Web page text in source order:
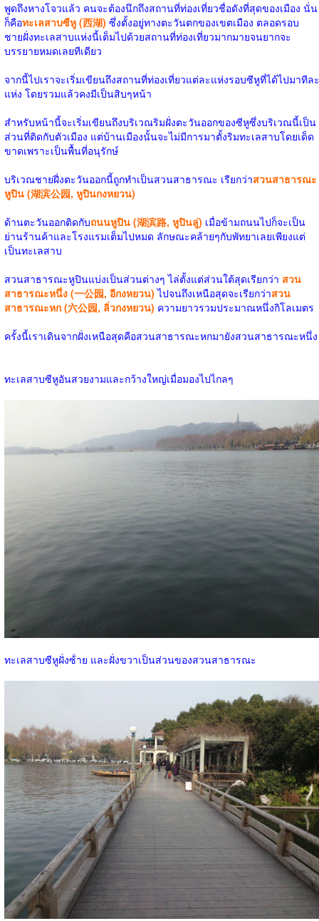
พูดถึงหางโจวแล้ว คนจะต้องนึกถึงสถานที่ท่องเที่ยวชื่อดังที่สุดของเมือง นั่น
ก็คือทะเลสาบซีหู (西湖) ซึ่งตั้งอยู่ทางตะวันตกของเขตเมือง ตลอดรอบ
ชายฝั่งทะเลสาบแห่งนี้เต็มไปด้วยสถานที่ท่องเที่ยวมากมายจนยากจะ
บรรยายหมดเลยทีเดียว
จากนี้ไปเราจะเริ่มเขียนถึงสถานที่ท่องเที่ยวแต่ละแห่งรอบซีหูที่ได้ไปมาทีละ
แห่ง โดยรวมแล้วคงมีเป็นสิบๆหน้า
สำหรับหน้านี้จะเริ่มเขียนถึงบริเวณริมฝั่งตะวันออกของซีหูซึ่งบริเวณนี้เป็น
ส่วนที่ติดกับตัวเมือง แต่บ้านเมืองนั้นจะไม่มีการมาตั้งริมทะเลสาบโดยเด็ด
ขาดเพราะเป็นพื้นที่อนุรักษ์
บริเวณชายฝี่งตะวันออกนี้ถูกทำเป็นสวนสาธารณะ เรียกว่าสวนสาธารณะ
หูปิน (湖滨公园, หูปินกงหยวน)
ด้านตะวันออกติดกับถนนหูปิน (湖滨路, หูปินลู่) เมื่อข้ามถนนไปก็จะเป็น
ย่านร้านค้าและโรงแรมเต็มไปหมด ลักษณะคล้ายๆกับพัทยาเลยเพียงแต่
เป็นทะเลสาบ
สวนสาธารณะหูปินแบ่งเป็นส่วนต่างๆ ไล่ตั้งแต่ส่วนใต้สุดเรียกว่า สวน
สาธารณะหนึ่ง (一公园, อีกงหยวน) ไปจนถึงเหนือสุดจะเรียกว่าสวน
สาธารณะหก (六公园, ลิ่วกงหยวน) ความยาวรวมประมาณหนึ่งกิโลเมตร
ครั้งนี้เราเดินจากฝั่งเหนือสุดคือสวนสาธารณะหกมายังสวนสาธารณะหนึ่ง
ทะเลสาบซีหูอันสวยงามและกว้างใหญ่เมื่อมองไปไกลๆ
ทะเลสาบซีหูฝั่งซ้่าย และฝั่งขวาเป็นส่วนของสวนสาธารณะ